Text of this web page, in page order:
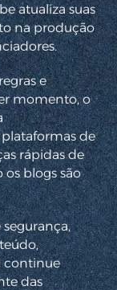
atualiza suas
na produção
e
momento, o
de
rápidas de
blogs são
continue
das